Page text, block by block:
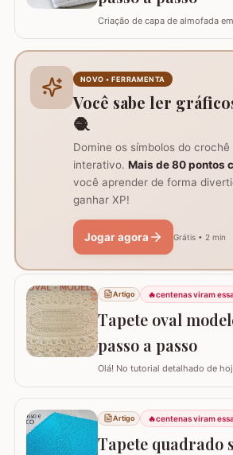
Criação de capa de almofada
prática para lavar e versátil,
Materiais necessários para o
NOVO • FERRAMENTA
Você sabe ler
🧶
Domine os símbolos do
interativo. Mais de 80 pontos
você aprender de forma
ganhar XP!
Jogar agora Grátis • 2 min
Artigo 🔥centenas viram
Tapete oval
passo a passo
Olá! No tutorial detalhado de
RUSSO. Recentemente,
redonda deste modelo, e você
AQUI. Este é um trabalho
vários ambientes e é uma
Artigo 🔥centenas viram
Tapete quadrado